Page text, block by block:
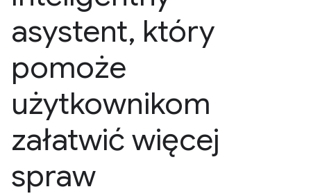
asystent, który
pomoże
użytkownikom
załatwić więcej
spraw